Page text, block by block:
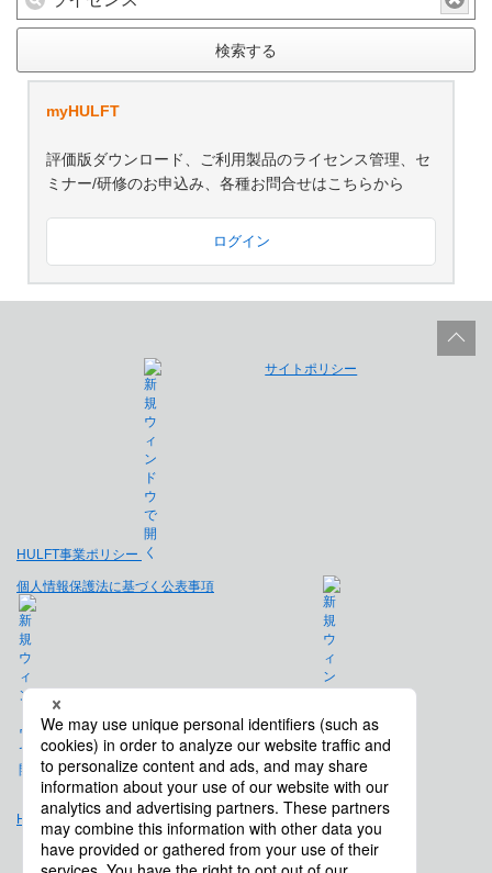
検索する
myHULFT
評価版ダウンロード、ご利用製品のライセンス管理、セ
ミナー/研修のお申込み、各種お問合せはこちらから
ログイン
HULFT事業ポリシー
サイトポリシー
個人情報保護法に基づく公表事項
免責事項
Hulft.com